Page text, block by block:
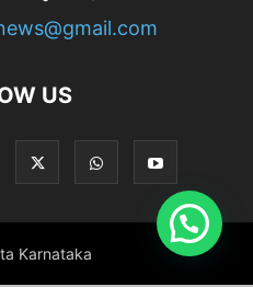
US
Karnataka